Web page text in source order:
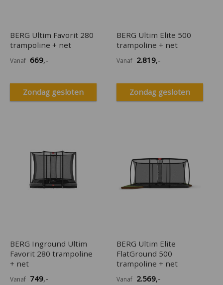
BERG Ultim Favorit 280
trampoline + net
Vanaf 669,-
Zondag gesloten
BERG Ultim Elite 500
trampoline + net
Vanaf 2.819,-
Zondag gesloten
BERG Inground Ultim
Favorit 280 trampoline
+ net
Vanaf 749,-
BERG Ultim Elite
FlatGround 500
trampoline + net
Vanaf 2.569,-